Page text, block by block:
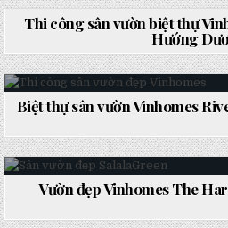
Posted
in
Thi công sân vườn biệt thự
Hướng
Posted
in
Biệt thự sân vườn Vinhomes
Posted
in
Vườn đẹp Vinhomes The